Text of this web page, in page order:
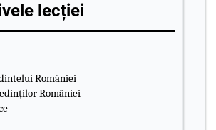
lecției
României
României